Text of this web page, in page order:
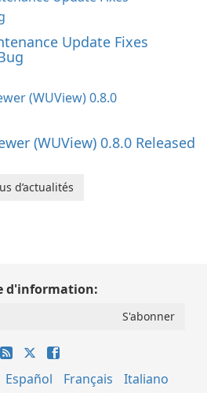
Update Fixes
(WUView) 0.8.0 Released
d’actualités
d'information:
Español Français
Italiano